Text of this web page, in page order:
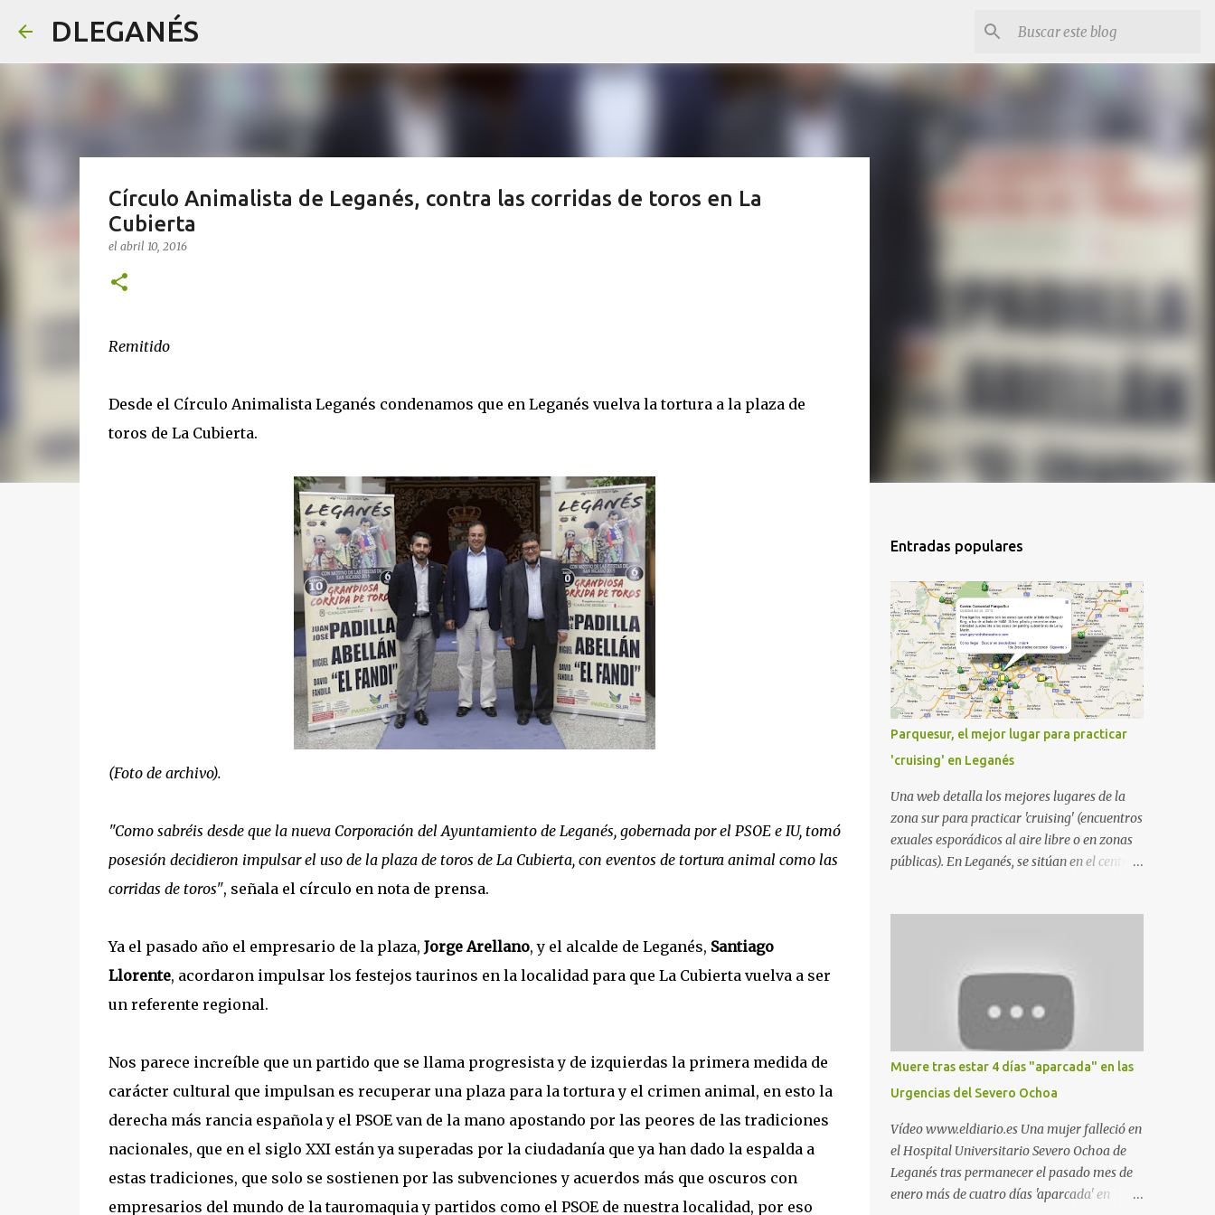
DLEGANÉS
Círculo Animalista de Leganés, contra las corridas de toros en La
Cubierta
el abril 10, 2016
Remitido
Desde el Círculo Animalista Leganés condenamos que en Leganés vuelva la tortura a la plaza de
toros de La Cubierta.
(Foto de archivo).
"Como sabréis desde que la nueva Corporación del Ayuntamiento de Leganés, gobernada por el PSOE e IU, tomó
posesión decidieron impulsar el uso de la plaza de toros de La Cubierta, con eventos de tortura animal como las
corridas de toros", señala el círculo en nota de prensa.
Ya el pasado año el empresario de la plaza, Jorge Arellano, y el alcalde de Leganés, Santiago
Llorente, acordaron impulsar los festejos taurinos en la localidad para que La Cubierta vuelva a ser
un referente regional.
Nos parece increíble que un partido que se llama progresista y de izquierdas la primera medida de
carácter cultural que impulsan es recuperar una plaza para la tortura y el crimen animal, en esto la
derecha más rancia española y el PSOE van de la mano apostando por las peores de las tradiciones
nacionales, que en el siglo XXI están ya superadas por la ciudadanía que ya han dado la espalda a
estas tradiciones, que solo se sostienen por las subvenciones y acuerdos más que oscuros con
empresarios del mundo de la tauromaquia y partidos como el PSOE de nuestra localidad, por eso
Entradas populares
Parquesur, el mejor lugar para practicar
'cruising' en Leganés
Una web detalla los mejores lugares de la
zona sur para practicar 'cruising' (encuentros
exuales esporádicos al aire libre o en zonas
públicas). En Leganés, se sitúan en el centro
indica esta información recopilada por los
propios practicantes. 'Ante la crisis, disfrute' ,
señalan. "Cruising: Parquesur: para ligar
baños junto a Burger King o H&M. Y si has
pillado pareja ocacional, parking
subterráneo de Leroy Merlin. Otro espacio
para el 'cruising' es enfrente al tanatorio
(junto al estadio municipal de Butarque) y
caminos entre el estadio y Plaza Nueva. Otro
lugar: Escombrera de Polvoranca, entre
Leganés y Móstoles También en el parque de
Muere tras estar 4 días "aparcada" en las
Urgencias del Severo Ochoa
Vídeo www.eldiario.es Una mujer falleció en
el Hospital Universitario Severo Ochoa de
Leganés tras permanecer el pasado mes de
enero más de cuatro días 'aparcada' en